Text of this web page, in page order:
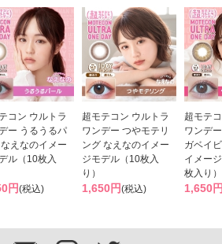
コン ウルトラ
ー うるうるパ
えなのイメー
ル（10枚入
円(税込)
超モテコン ウルトラ
ワンデー つやモテリ
ング なえなのイメー
ジモデル（10枚入
り）
1,650円(税込)
超モテ
ワンデ
ガベイ
イメー
枚入り）
1,650